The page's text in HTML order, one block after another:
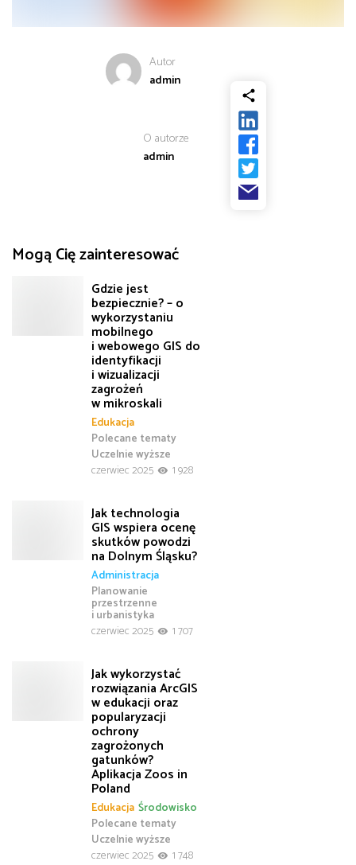
Biznes
Infrastruktura i telekomunikacja
Architektura, inżynieria i budownictwo
Autor
admin
O autorze
admin
Mogą Cię zainteresować
Gdzie jest
bezpiecznie? – o
wykorzystaniu
mobilnego
i webowego GIS do
identyfikacji
i wizualizacji
zagrożeń
w mikroskali
Edukacja
Polecane tematy
Uczelnie wyższe
czerwiec 2025
1 928
Jak technologia
GIS wspiera ocenę
skutków powodzi
na Dolnym Śląsku?
Administracja
Planowanie
przestrzenne
i urbanistyka
czerwiec 2025
1 707
Jak wykorzystać
rozwiązania ArcGIS
w edukacji oraz
popularyzacji
ochrony
zagrożonych
gatunków?
Aplikacja Zoos in
Poland
Edukacja
Polecane tematy
Środowisko
Uczelnie wyższe
czerwiec 2025
1 748